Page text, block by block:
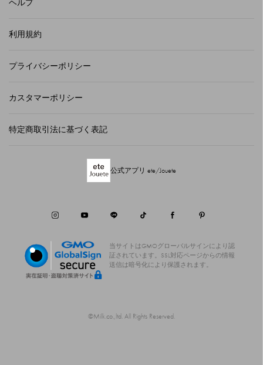
ヘルプ
利用規約
プライバシーポリシー
カスタマーポリシー
特定商取引法に基づく表記
公式アプリ ete/Jouete
当サイトはGMOグローバルサインにより認
証されています。
SSL対応ページからの情報
送信は暗号化により保護されます。
©Milk.co.,ltd. All Rights Reserved.